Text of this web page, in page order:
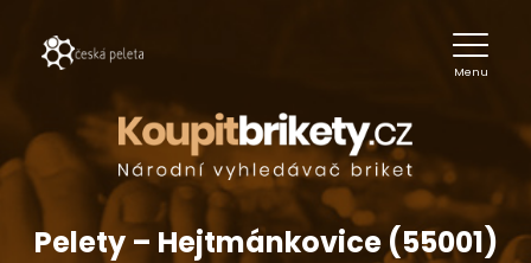
Menu
Pelety – Hejtmánkovice (55001)